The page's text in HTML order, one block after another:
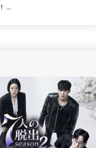
ンタジー時代劇！ ...